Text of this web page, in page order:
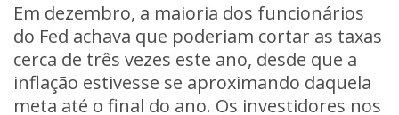
Em dezembro, a maioria dos funcionários
do Fed achava que poderiam cortar as taxas
cerca de três vezes este ano, desde que a
inflação estivesse se aproximando daquela
meta até o final do ano. Os investidores nos